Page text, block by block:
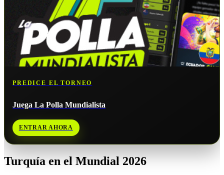
PREDICE EL TORNEO
Juega La Polla Mundialista
ENTRAR AHORA
Turquía en el Mundial 2026